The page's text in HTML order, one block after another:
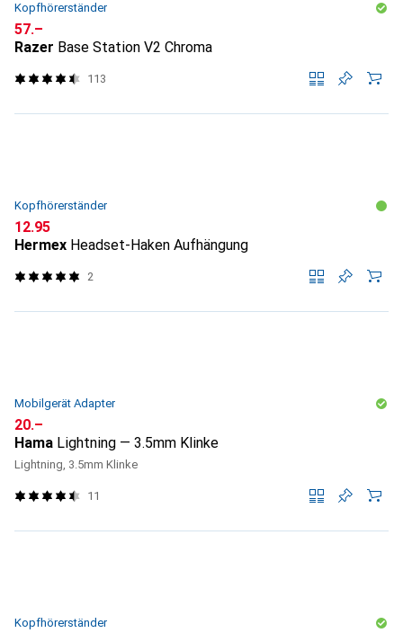
Kopfhörerständer
CHF
57.–
Razer Base Station V2 Chroma
113
Kopfhörerständer
CHF
12.95
Hermex Headset-Haken Aufhängung
2
Mobilgerät Adapter
CHF
20.–
Hama Lightning — 3.5mm Klinke
Lightning, 3.5mm Klinke
11
Kopfhörerständer